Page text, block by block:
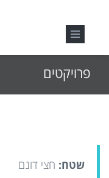
פרויקטים
שטח: חצי דונם